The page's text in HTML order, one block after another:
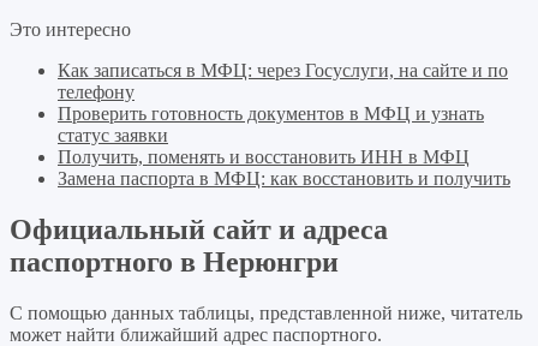
Это интересно
Как записаться в МФЦ: через Госуслуги, на сайте и по
телефону
Проверить готовность документов в МФЦ и узнать
статус заявки
Получить, поменять и восстановить ИНН в МФЦ
Замена паспорта в МФЦ: как восстановить и получить
Официальный сайт и адреса
паспортного в Нерюнгри
С помощью данных таблицы, представленной ниже, читатель
может найти ближайший адрес паспортного.